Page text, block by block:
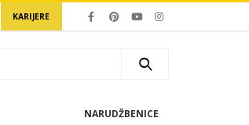
KARIJERE
NARUDŽBENICE